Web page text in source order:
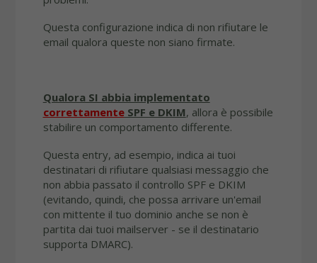
Questa configurazione indica di non rifiutare le
email qualora queste non siano firmate.
Qualora SI abbia implementato
correttamenteSPF e DKIM, allora è possibile
stabilire un comportamento differente.
Questa entry, ad esempio, indica ai tuoi
destinatari di rifiutare qualsiasi messaggio che
non abbia passato il controllo SPF e DKIM
(evitando, quindi, che possa arrivare un'email
con mittente il tuo dominio anche se non è
partita dai tuoi mailserver - se il destinatario
supporta DMARC).